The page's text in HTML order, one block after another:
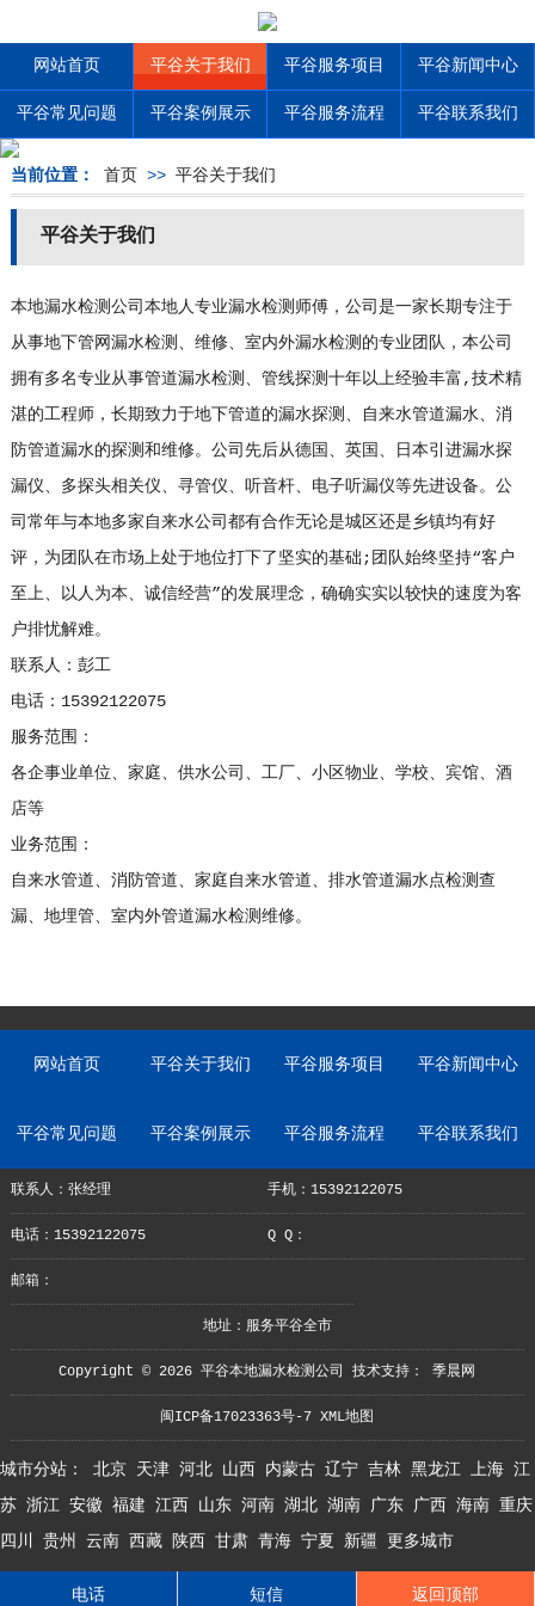
网站首页 平谷关于我们 平谷服务项目 平谷新闻中心
平谷常见问题 平谷案例展示 平谷服务流程 平谷联系我们
当前位置： 首页 >> 平谷关于我们
平谷关于我们
本地漏水检测公司本地人专业漏水检测师傅，公司是一家长期专注于
从事地下管网漏水检测、维修、室内外漏水检测的专业团队，本公司
拥有多名专业从事管道漏水检测、管线探测十年以上经验丰富,技术精
湛的工程师，长期致力于地下管道的漏水探测、自来水管道漏水、消
防管道漏水的探测和维修。公司先后从德国、英国、日本引进漏水探
漏仪、多探头相关仪、寻管仪、听音杆、电子听漏仪等先进设备。公
司常年与本地多家自来水公司都有合作无论是城区还是乡镇均有好
评，为团队在市场上处于地位打下了坚实的基础;团队始终坚持“客户
至上、以人为本、诚信经营”的发展理念，确确实实以较快的速度为客
户排忧解难。
联系人：彭工
电话：15392122075
服务范围：
各企事业单位、家庭、供水公司、工厂、小区物业、学校、宾馆、酒
店等
业务范围：
自来水管道、消防管道、家庭自来水管道、排水管道漏水点检测查
漏、地埋管、室内外管道漏水检测维修。
网站首页 平谷关于我们 平谷服务项目 平谷新闻中心
平谷常见问题 平谷案例展示 平谷服务流程 平谷联系我们
联系人：张经理 手机：15392122075
电话：15392122075 Q Q：
邮箱：
地址：服务平谷全市
Copyright © 2026 平谷本地漏水检测公司 技术支持：季晨网
闽ICP备17023363号-7 XML地图
城市分站： 北京 天津 河北 山西 内蒙古 辽宁 吉林 黑龙江 上海 江
苏 浙江 安徽 福建 江西 山东 河南 湖北 湖南 广东 广西 海南 重庆
四川
贵州 云南 西藏 陕西 甘肃 青海 宁夏 新疆 更多城市
电话 短信 返回顶部